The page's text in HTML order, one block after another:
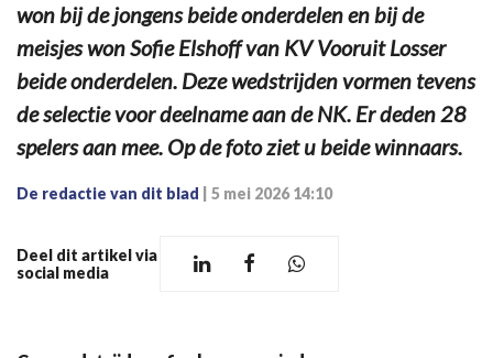
won bij de jongens beide onderdelen en bij de
meisjes won Sofie Elshoff van KV Vooruit Losser
beide onderdelen. Deze wedstrijden vormen tevens
de selectie voor deelname aan de NK. Er deden 28
spelers aan mee. Op de foto ziet u beide winnaars.
De redactie van dit blad 5 mei 2026 14:10
Deel dit artikel via
social media